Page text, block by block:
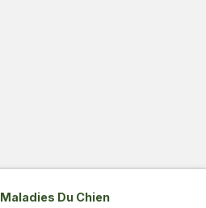
Maladies Du Chien